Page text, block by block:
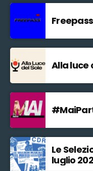
Alla luce
Le
luglio